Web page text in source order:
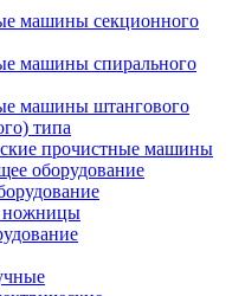
машины секционного
машины спирального
машины штангового
типа
прочистные машины
оборудование
ножницы